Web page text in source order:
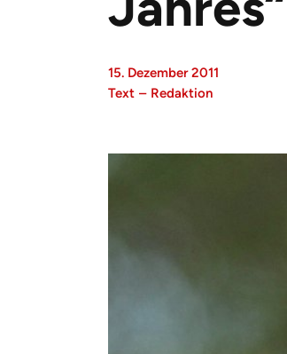
15. Dezember 2011
Text – Redaktion